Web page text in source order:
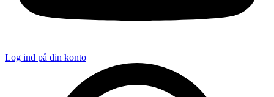
Log ind på din konto